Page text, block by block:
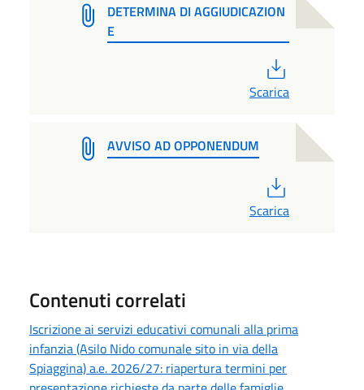
DETERMINA DI AGGIUDICAZION
E
Scarica
AVVISO AD OPPONENDUM
Scarica
Contenuti correlati
Iscrizione ai servizi educativi comunali alla prima
infanzia (Asilo Nido comunale sito in via della
Spiaggina) a.e. 2026/27: riapertura termini per